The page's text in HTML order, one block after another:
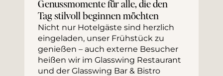
Genussmomente für alle, die den
Tag stilvoll beginnen möchten
Nicht nur Hotelgäste sind herzlich
eingeladen, unser Frühstück zu
genießen – auch externe Besucher
heißen wir im Glasswing Restaurant
und der Glasswing Bar & Bistro